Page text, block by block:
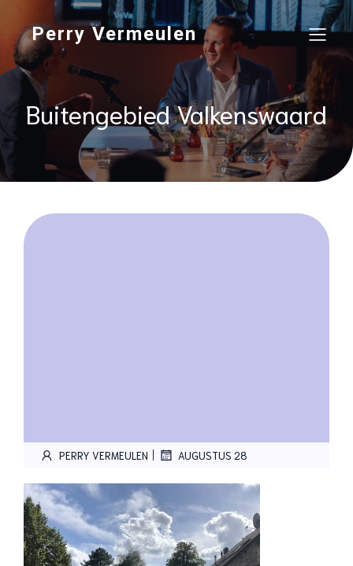
Perry Vermeulen
Buitengebied Valkenswaard
PERRY VERMEULEN | AUGUSTUS 28